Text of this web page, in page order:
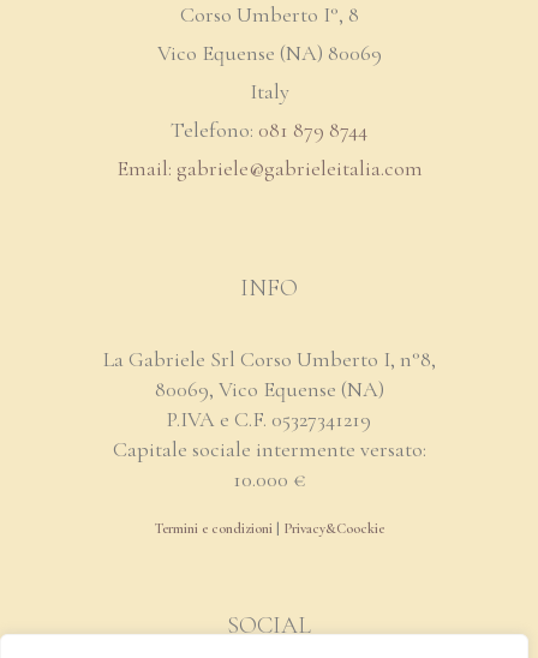
Corso Umberto I°, 8
Vico Equense (NA) 80069
Italy
Telefono: 081 879 8744
Email: gabriele@gabrieleitalia.com
INFO
La Gabriele Srl Corso Umberto I, n°8,
80069, Vico Equense (NA)
P.IVA e C.F. 05327341219
Capitale sociale intermente versato:
10.000 €
Termini e condizioni Privacy&Coockie
SOCIAL